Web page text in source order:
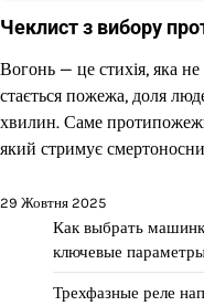
Чеклист з вибору
Вогонь — це стихія, яка
стається пожежа, доля
хвилин. Саме
який стримує
29 Жовтня 2025
Как выбрать
ключевые
Трехфазные реле